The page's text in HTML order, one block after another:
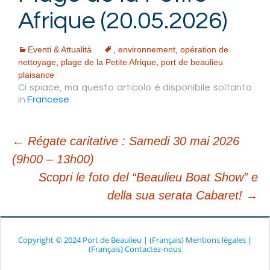
Afrique (20.05.2026)
Eventi & Attualità environnement opération de
nettoyage plage de la Petite Afrique port de beaulieu
plaisance
Ci spiace, ma questo articolo è disponibile soltanto
in Francese
Navigazione
← Régate caritative : Samedi 30 mai 2026
(9h00 – 13h00)
Scopri le foto del “Beaulieu Boat Show” e
della sua serata Cabaret! →
Copyright © 2024 Port de Beaulieu | (Français) Mentions légales |
(Français) Contactez-nous